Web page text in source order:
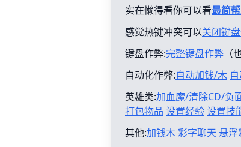
实在懒得看你可以看最简
感觉热键冲突可以关闭键
键盘作弊:完整键盘作弊 （
自动化作弊:自动加钱/木
英雄类:加血魔/清除CD/负
打包物品 设置经验设置技
其他:加钱木彩字聊天 悬浮